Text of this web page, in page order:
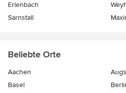
Erlenbach
Sarnstall
Beliebte Orte
Aachen
Basel